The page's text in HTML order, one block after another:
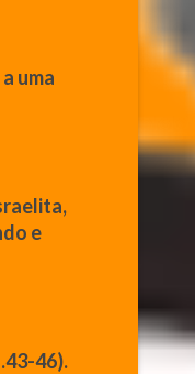
uma
e
46).